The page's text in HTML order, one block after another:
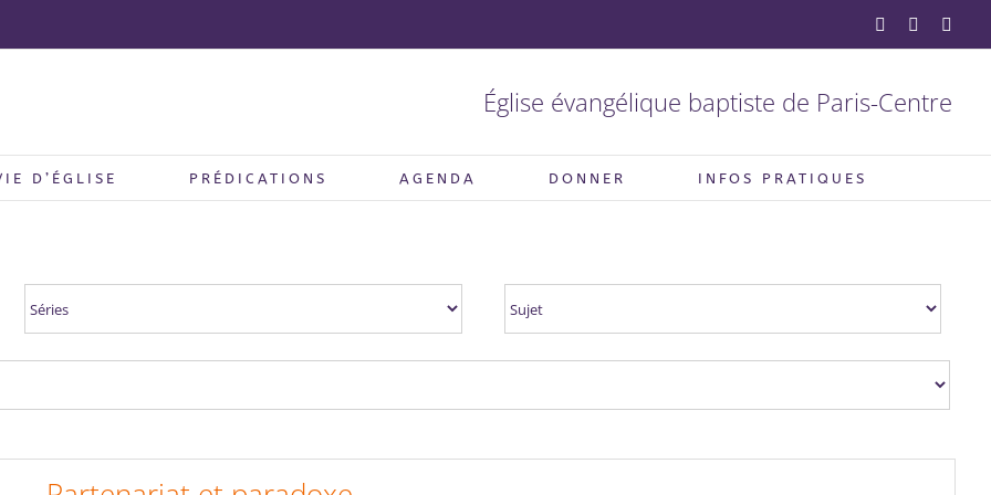
YouTubeFacebook
Église évangélique baptiste de Paris-Centre
D’ÉGLISE PRÉDICATIONS AGENDA DONNER INFOS PRATIQUES